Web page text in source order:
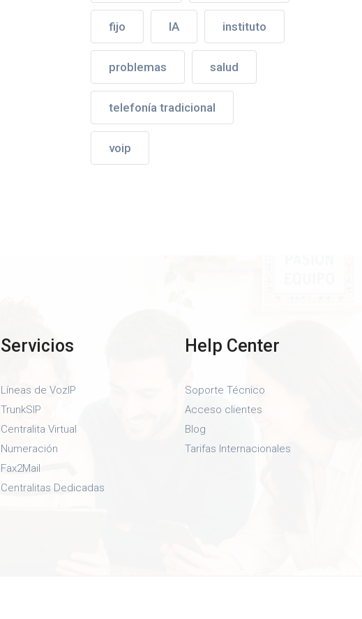
fijo IA instituto
problemas salud
telefonía tradicional
voip
Servicios
Líneas de VozIP
TrunkSIP
Centralita Virtual
Numeración
Fax2Mail
Centralitas Dedicadas
Help Center
Soporte Técnico
Acceso clientes
Blog
Tarifas Internacionales